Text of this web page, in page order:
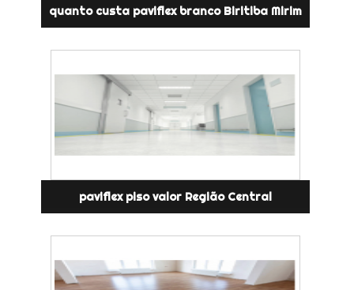
quanto custa paviflex branco Biritiba Mirim
paviflex piso valor Região Central